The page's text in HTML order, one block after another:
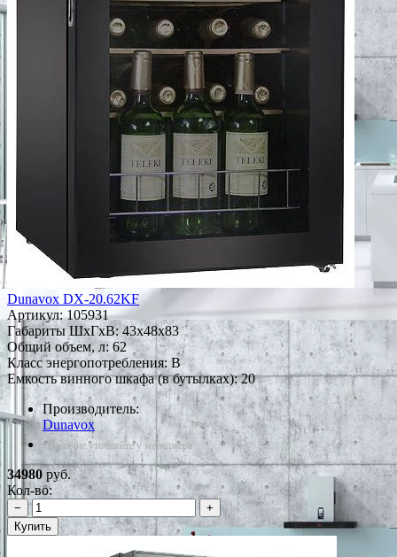
Dunavox DX-20.62KF
Артикул:105931
Габариты ШxГxВ: 43x48x83
Общий объем, л: 62
Класс энергопотребления: B
Емкость винного шкафа (в бутылках): 20
Производитель:
Dunavox
*Наличие уточняйте у менеджера
34980руб.
Кол-во:
−
+
Купить